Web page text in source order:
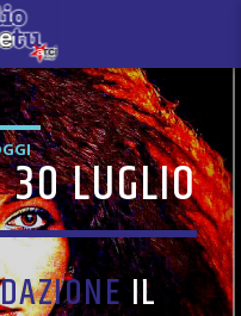
30 LUGLIO
IL